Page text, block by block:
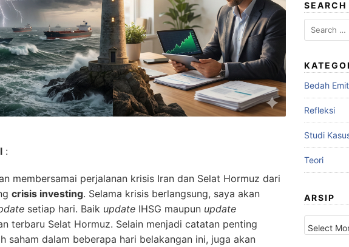
:
membersamai perjalanan krisis Iran dan Selat Hormuz dari
crisis investing. Selama krisis berlangsung, saya akan
setiap hari. Baik update IHSG maupun update
terbaru Selat Hormuz. Selain menjadi catatan penting
saham dalam beberapa hari belakangan ini, juga akan
SEARCH
Search
for:
Bedah
Refleksi
Studi
Teori
ARSIP
Arsip